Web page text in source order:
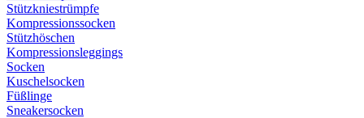
Stützkniestrümpfe
Kompressionssocken
Stützhöschen
Kompressionsleggings
Socken
Kuschelsocken
Füßlinge
Sneakersocken